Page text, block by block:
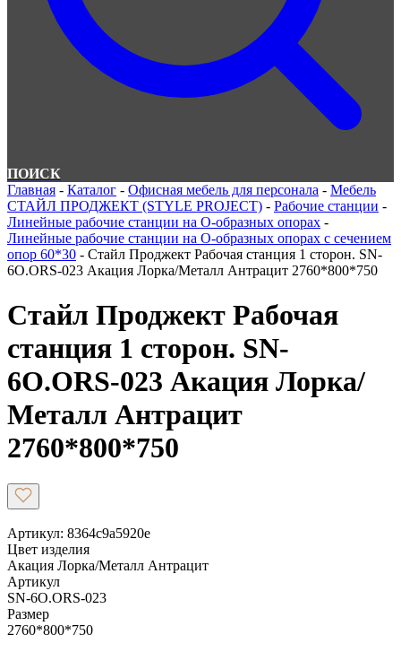
ПОИСК
Главная - Каталог - Офисная мебель для персонала - Мебель
СТАЙЛ ПРОДЖЕКТ (STYLE PROJECT) - Рабочие станции -
Линейные рабочие станции на О-образных опорах -
Линейные рабочие станции на О-образных опорах с сечением
опор 60*30 - Стайл Проджект Рабочая станция 1 сторон. SN-
6O.ORS-023 Акация Лорка/Металл Антрацит 2760*800*750
Стайл Проджект Рабочая
станция 1 сторон. SN-
6O.ORS-023 Акация Лорка/
Металл Антрацит
2760*800*750
Артикул: 8364c9a5920e
Цвет изделия
Акация Лорка/Металл Антрацит
Артикул
SN-6O.ORS-023
Размер
2760*800*750